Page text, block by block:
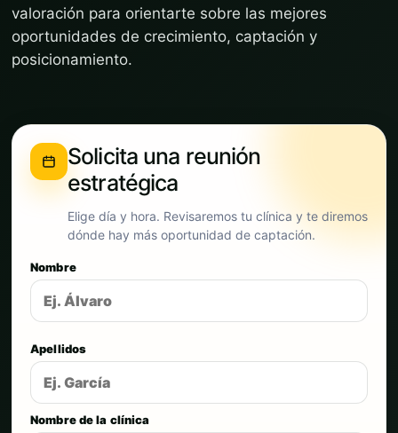
valoración para orientarte sobre las mejores
oportunidades de crecimiento, captación y
posicionamiento.
Solicita una reunión
estratégica
Elige día y hora. Revisaremos tu clínica y te diremos
dónde hay más oportunidad de captación.
Nombre
Apellidos
Nombre de la clínica